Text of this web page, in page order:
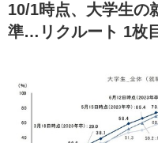
10/1時点、大学生の
準…リクルート 1枚